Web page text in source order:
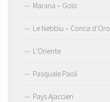
Marana – Golo
Le Nebbiu – Conca d’Oro
L’Oriente
Pasquale Paoli
Pays Ajaccien